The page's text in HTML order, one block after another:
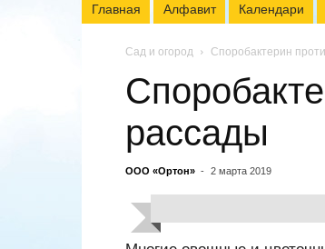
Главная Алфавит Календари
Сад и огород Споробактерин
рассады
ООО «Ортон» - 2 марта 2019